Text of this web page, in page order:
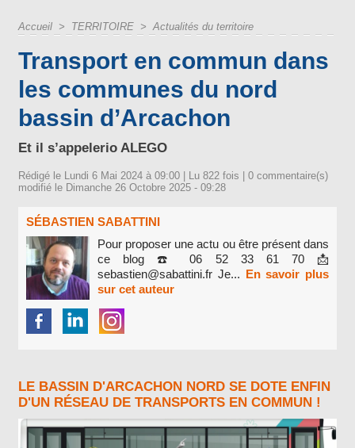
Accueil > TERRITOIRE > Actualités du territoire
Transport en commun dans
les communes du nord
bassin d’Arcachon
Et il s’appelerio ALEGO
Rédigé le Lundi 6 Mai 2024 à 09:00 | Lu 822 fois | 0 commentaire(s)
modifié le Dimanche 26 Octobre 2025 - 09:28
SÉBASTIEN SABATTINI
Pour proposer une actu ou être présent dans
ce blog ☎️ 06 52 33 61 70 📩
sebastien@sabattini.fr Je... En savoir plus
sur cet auteur
LE BASSIN D'ARCACHON NORD SE DOTE ENFIN
D'UN RÉSEAU DE TRANSPORTS EN COMMUN !